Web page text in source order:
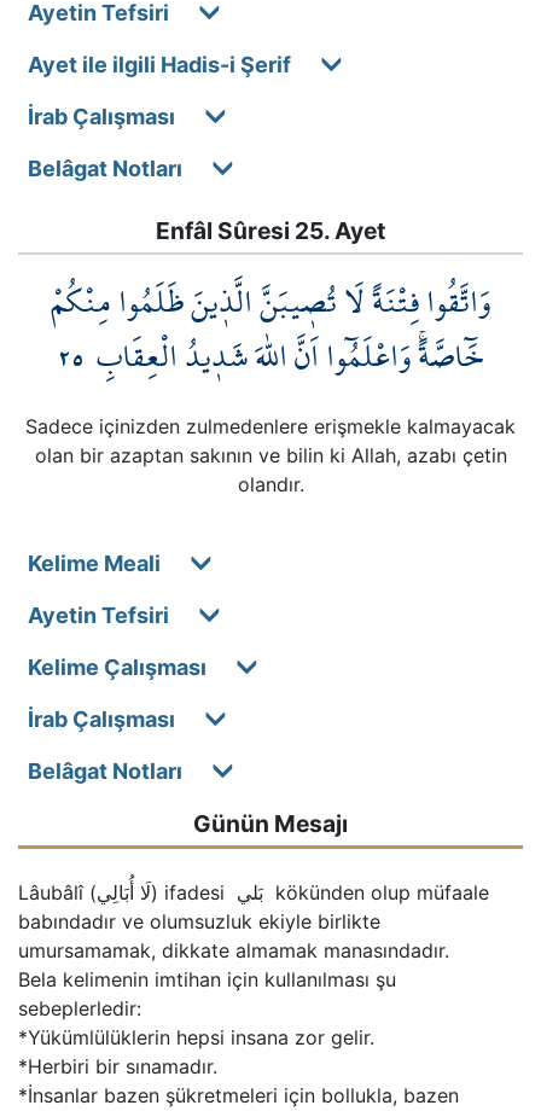
Ayetin Tefsiri
Ayet ile ilgili Hadis-i Şerif
İrab Çalışması
Belâgat Notları
Enfâl Sûresi 25. Ayet
وَاتَّقُوا فِتْنَةً لَا تُص۪يبَنَّ الَّذ۪ينَ ظَلَمُوا مِنْكُمْ
خَٓاصَّةًۚ وَاعْلَمُٓوا اَنَّ اللّٰهَ شَد۪يدُ الْعِقَابِ ٢٥
Sadece içinizden zulmedenlere erişmekle kalmayacak
olan bir azaptan sakının ve bilin ki Allah, azabı çetin
olandır.
Kelime Meali
Ayetin Tefsiri
Kelime Çalışması
İrab Çalışması
Belâgat Notları
Günün Mesajı
Lâubâlî (لَا أُبَالِي) ifadesi  بَلي  kökünden olup müfaale
babındadır ve olumsuzluk ekiyle birlikte
umursamamak, dikkate almamak manasındadır.
Bela kelimenin imtihan için kullanılması şu
sebeplerledir:
*Yükümlülüklerin hepsi insana zor gelir.
*Herbiri bir sınamadır.
*İnsanlar bazen şükretmeleri için bollukla, bazen